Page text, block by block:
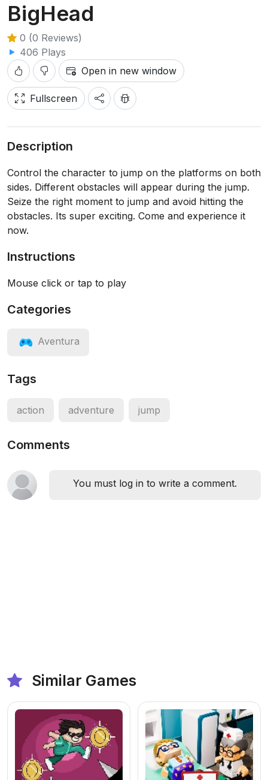
BigHead
0 (0 Reviews)
406 Plays
Open in new window
Fullscreen
Description
Control the character to jump on the platforms on both
sides. Different obstacles will appear during the jump.
Seize the right moment to jump and avoid hitting the
obstacles. Its super exciting. Come and experience it
now.
Instructions
Mouse click or tap to play
Categories
Aventura
Tags
action adventure jump
Comments
You must log in to write a comment.
Similar Games